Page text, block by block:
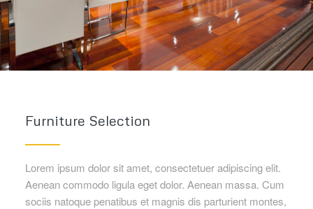
Furniture Selection
Lorem ipsum dolor sit amet, consectetuer adipiscing elit.
Aenean commodo ligula eget dolor. Aenean massa. Cum
sociis natoque penatibus et magnis dis parturient montes,